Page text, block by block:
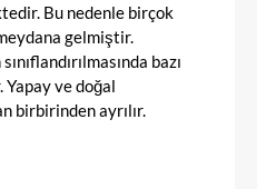
Bu nedenle birçok
gelmiştir.
bazı
ve doğal
birbirinden ayrılır.